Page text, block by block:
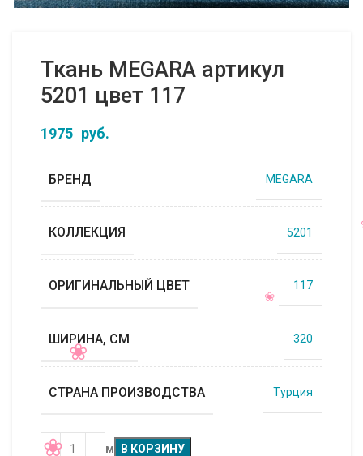
Ткань MEGARA артикул
5201 цвет 117
1975 руб.
БРЕНД MEGARA
КОЛЛЕКЦИЯ 5201
ОРИГИНАЛЬНЫЙ ЦВЕТ 117
ШИРИНА, СМ 320
СТРАНА ПРОИЗВОДСТВА Турция
м В КОРЗИНУ